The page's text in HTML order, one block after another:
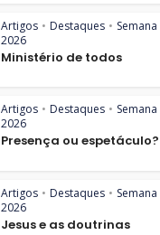
Artigos • Destaques •
2026
Ministério de todos
Artigos • Destaques •
2026
Presença ou espetáculo?
Artigos • Destaques •
2026
Jesus e as doutrinas